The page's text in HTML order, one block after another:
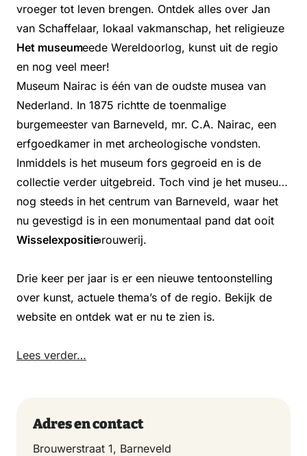
vroeger tot leven brengen. Ontdek alles over Jan
van Schaffelaar, lokaal vakmanschap, het religieuze
leven, de Tweede Wereldoorlog, kunst uit de regio
en nog veel meer!
Het museum
Museum Nairac is één van de oudste musea van
Nederland. In 1875 richtte de toenmalige
burgemeester van Barneveld, mr. C.A. Nairac, een
erfgoedkamer in met archeologische vondsten.
Inmiddels is het museum fors gegroeid en is de
collectie verder uitgebreid. Toch vind je het museum
nog steeds in het centrum van Barneveld, waar het
nu gevestigd is in een monumentaal pand dat ooit
dienstdeed als brouwerij.
Wisselexpositie
Drie keer per jaar is er een nieuwe tentoonstelling
over kunst, actuele thema’s of de regio. Bekijk de
website en ontdek wat er nu te zien is.
Lees verder…
Adres en contact
Brouwerstraat 1, Barneveld